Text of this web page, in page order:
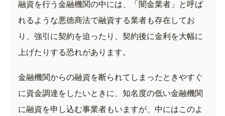
融資を行う金融機関の中には、「闇金業者」と呼ば
れるような悪徳商法で融資する業者も存在してお
り、強引に契約を迫ったり、契約後に金利を大幅に
上げたりする恐れがあります。
金融機関からの融資を断られてしまったときやすぐ
に資金調達をしたいときに、知名度の低い金融機関
に融資を申し込む事業者もいますが、中にはこのよ